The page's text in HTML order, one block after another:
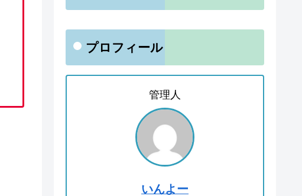
プロフィール
管理人
いんよー